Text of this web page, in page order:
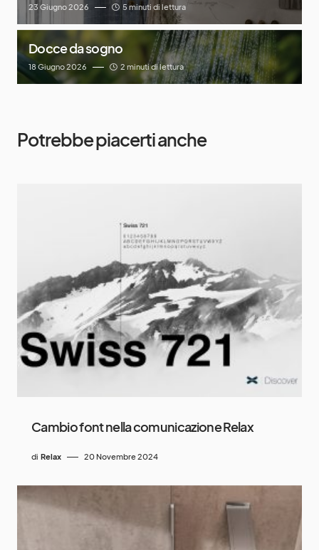
23 Giugno 2026 5 minuti di lettura
Docce da sogno
18 Giugno 2026 2 minuti di lettura
Potrebbe piacerti anche
Cambio font nella comunicazione Relax
di Relax 20 Novembre 2024